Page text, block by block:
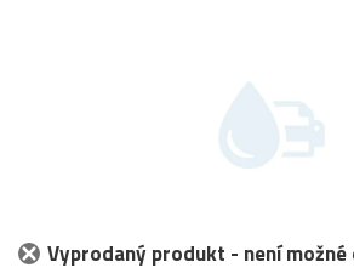
Vyprodaný produkt - není možné